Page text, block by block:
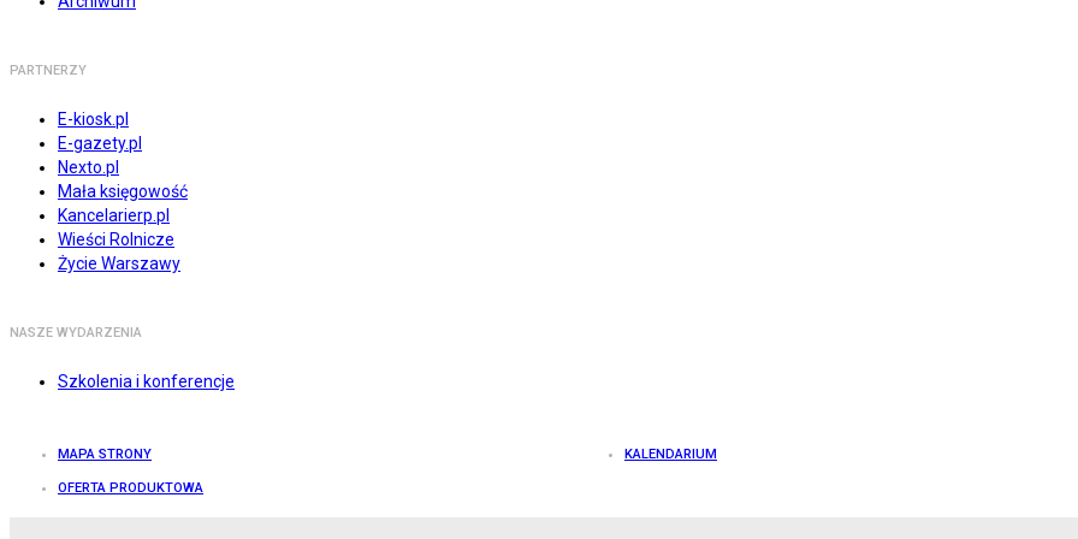
PARTNERZY
E-kiosk.pl
E-gazety.pl
Nexto.pl
Mała księgowość
Kancelarierp.pl
Wieści Rolnicze
Życie Warszawy
NASZE WYDARZENIA
Szkolenia i konferencje
MAPA STRONY KALENDARIUM
OFERTA PRODUKTOWA